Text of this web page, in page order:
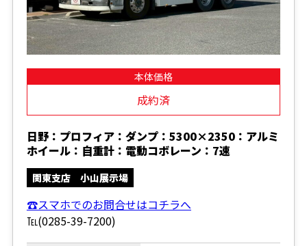
本体価格
成約済
日野：プロフィア：ダンプ：5300×2350：アルミ
ホイール：自重計：電動コボレーン：7速
関東支店 小山展示場
☎スマホでのお問合せはコチラへ
℡(0285-39-7200)